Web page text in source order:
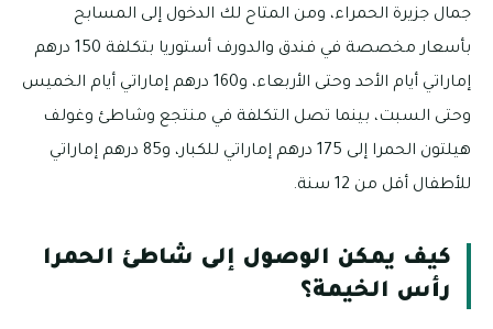
جمال جزيرة الحمراء، ومن المتاح لك الدخول إلى المسابح
بأسعار مخصصة في فندق والدورف أستوريا بتكلفة 150 درهم
إماراتي أيام الأحد وحتى الأربعاء، و160 درهم إماراتي أيام الخميس
وحتى السبت، بينما تصل التكلفة في منتجع وشاطئ وغولف
هيلتون الحمرا إلى 175 درهم إماراتي للكبار، و85 درهم إماراتي
للأطفال أقل من 12 سنة.
كيف يمكن الوصول إلى شاطئ الحمرا
رأس الخيمة؟